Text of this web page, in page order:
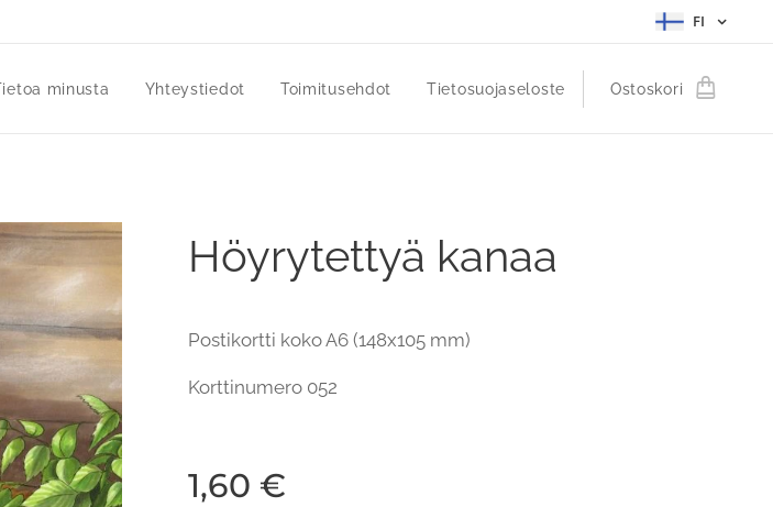
FI
minusta Yhteystiedot Toimitusehdot Tietosuojaseloste Ostoskori
Höyrytettyä kanaa
Postikortti koko A6 (148x105 mm)
Korttinumero 052
1,60 €